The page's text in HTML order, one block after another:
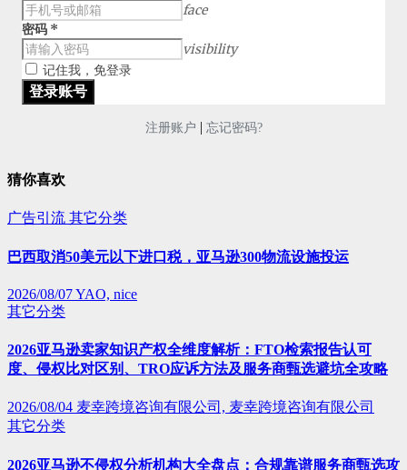
face
密码 *
visibility
记住我，免登录
注册账户 | 忘记密码?
猜你喜欢
广告引流 其它分类
巴西取消50美元以下进口税，亚马逊300物流设施投运
2026/08/07YAO, nice
其它分类
2026亚马逊卖家知识产权全维度解析：FTO检索报告认可
度、侵权比对区别、TRO应诉方法及服务商甄选避坑全攻略
2026/08/04 麦幸跨境咨询有限公司, 麦幸跨境咨询有限公司
其它分类
2026亚马逊不侵权分析机构大全盘点：合规靠谱服务商甄选攻